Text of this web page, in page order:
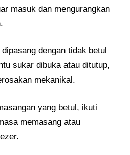
masuk dan mengurangkan
dengan tidak betul
sukar dibuka atau ditutup,
mekanikal.
yang betul, ikuti
memasang atau